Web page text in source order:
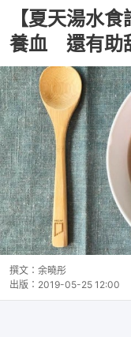
【夏天湯水
養血 還有助
撰文： 余曉彤
出版： 2019-05-25 12:00